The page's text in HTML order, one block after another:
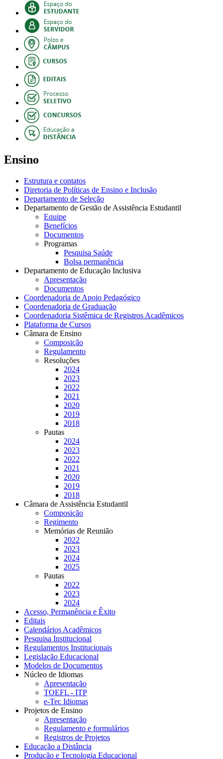
Ensino
Estrutura e contatos
Diretoria de Políticas de Ensino e Inclusão
Departamento de Seleção
Departamento de Gestão de Assistência Estudantil
Equipe
Benefícios
Documentos
Programas
Pesquisa Saúde
Bolsa permanência
Departamento de Educação Inclusiva
Apresentação
Documentos
Coordenadoria de Apoio Pedagógico
Coordenadoria de Graduação
Coordenadoria Sistêmica de Registros Acadêmicos
Plataforma de Cursos
Câmara de Ensino
Composição
Regulamento
Resoluções
2024
2023
2022
2021
2020
2019
2018
Pautas
2024
2023
2022
2021
2020
2019
2018
Câmara de Assistência Estudantil
Composição
Regimento
Memórias de Reunião
2022
2023
2024
2025
Pautas
2022
2023
2024
Acesso, Permanência e Êxito
Editais
Calendários Acadêmicos
Pesquisa Institucional
Regulamentos Institucionais
Legislação Educacional
Modelos de Documentos
Núcleo de Idiomas
Apresentação
TOEFL - ITP
e-Tec Idiomas
Projetos de Ensino
Apresentação
Regulamento e formulários
Registros de Projetos
Educação a Distância
Produção e Tecnologia Educacional